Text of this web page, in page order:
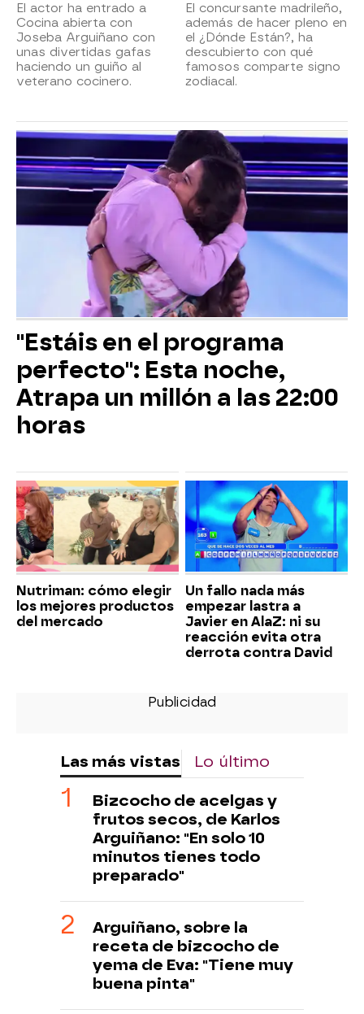
El actor ha entrado a
Cocina abierta con
Joseba Arguiñano con
unas divertidas gafas
haciendo un guiño al
veterano cocinero.
El concursante madrileño,
además de hacer pleno en
el ¿Dónde Están?, ha
descubierto con qué
famosos comparte signo
zodiacal.
"Estáis en el programa
perfecto": Esta noche,
Atrapa un millón a las 22:00
horas
Nutriman: cómo elegir
los mejores productos
del mercado
Un fallo nada más
empezar lastra a
Javier en AlaZ: ni su
reacción evita otra
derrota contra David
Las más vistas Lo último
Bizcocho de acelgas y
frutos secos, de Karlos
Arguiñano: "En solo 10
minutos tienes todo
preparado"
Arguiñano, sobre la
receta de bizcocho de
yema de Eva: "Tiene muy
buena pinta"